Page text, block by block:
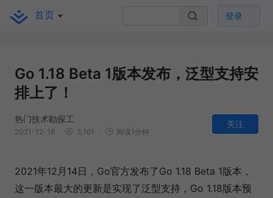
首页 登录
Go 1.18 Beta 1版本发布，泛型支持安
排上了！
热门技术勘探工
2021-12-16 5,161 阅读1分钟
关注
2021年12月14日，Go官方发布了Go 1.18 Beta 1版本，
这一版本最大的更新是实现了泛型支持，Go 1.18版本预